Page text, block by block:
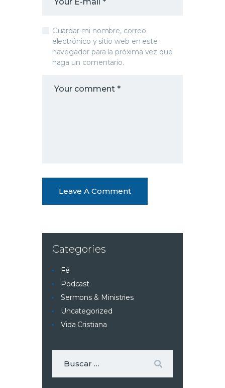
Guardar mi nombre, correo
electrónico y sitio web en este
navegador para la próxima vez que
haga un comentario.
Categories
Fé
Podcast
Sermons & Ministries
Uncategorized
Vida Cristiana